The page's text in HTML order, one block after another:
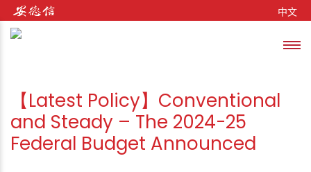
Skip to content 中文
【Latest Policy】Conventional
and Steady – The 2024-25
Federal Budget Announced